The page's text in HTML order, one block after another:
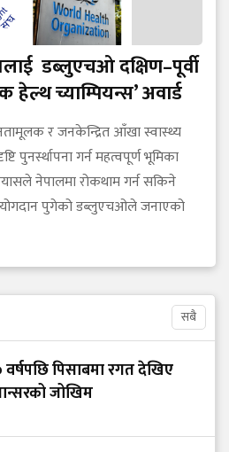
डब्लुएचओ दक्षिण–पूर्वी
हेल्थ च्याम्पियन्स’ अवार्ड
र जनकेन्द्रित आँखा स्वास्थ्य
पुनर्स्थापना गर्न महत्वपूर्ण भूमिका
नेपालमा रोकथाम गर्न सकिने
पुगेको डब्लुएचओले जनाएको
सबै
वर्षपछि पिसाबमा रगत देखिए
जोखिम